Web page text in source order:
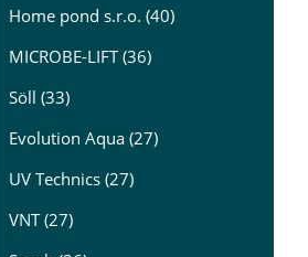
Home pond s.r.o. (40)
MICROBE-LIFT (36)
Söll (33)
Evolution Aqua (27)
UV Technics (27)
VNT (27)